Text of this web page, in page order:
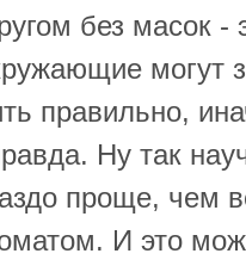
без масок -
могут
правильно,
Ну так
проще, чем
И это